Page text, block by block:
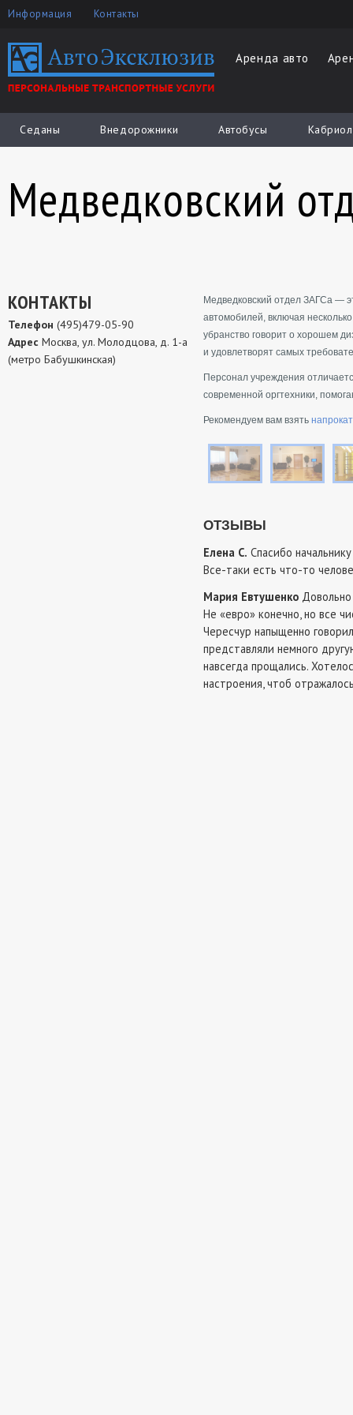
Информация Контакты
Аренда авто
Седаны Внедорожники Автобусы
Медведковский
КОНТАКТЫ
Телефон (495)479-05-90
Адрес Москва, ул. Молодцова, д. 1-а
(метро Бабушкинская)
Медведковский отдел ЗАГСа —
автомобилей, включая
убранство говорит о хорошем
и удовлетворят самых
Персонал учреждения
современной оргтехники,
Рекомендуем вам взять
ОТЗЫВЫ
Елена С. Спасибо
Все-таки есть что-то
Мария Евтушенко
Не «евро» конечно, но все
Чересчур напыщенно
представляли немного
навсегда прощались.
настроения, чтоб